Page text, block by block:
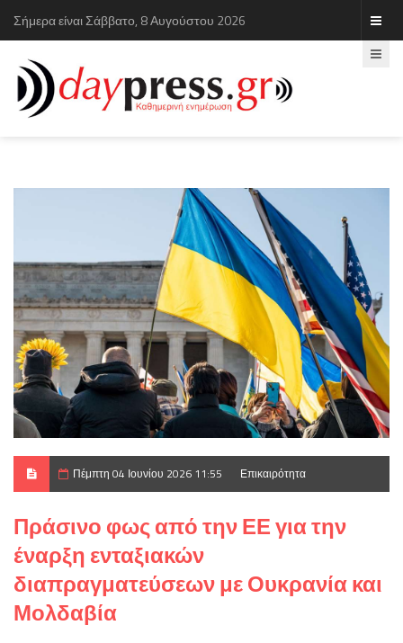
Σήμερα είναι Σάββατο, 8 Αυγούστου 2026
Πέμπτη 04 Ιουνίου 2026 11:55 Επικαιρότητα
Πράσινο φως από την ΕΕ για την
έναρξη ενταξιακών
διαπραγματεύσεων με Ουκρανία και
Μολδαβία